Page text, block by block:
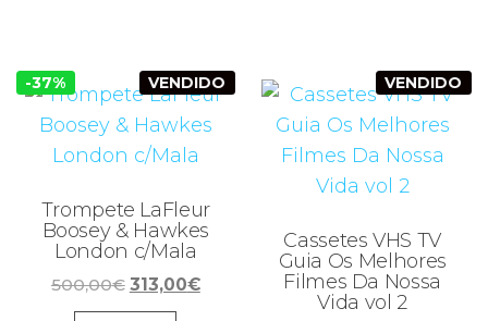
-37% VENDIDO
Trompete LaFleur
Boosey & Hawkes
London c/Mala
500,00€ O
preço
313,00€O
VENDIDO
Cassetes VHS TV
Guia Os Melhores
Filmes Da Nossa
Vida vol 2